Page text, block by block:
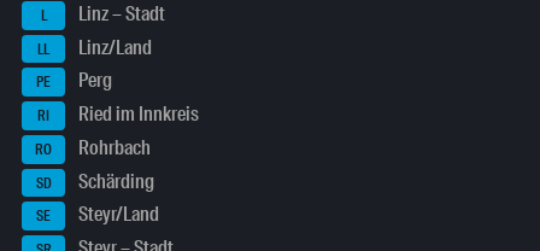
L Linz – Stadt
LL Linz/Land
PE Perg
RI Ried im Innkreis
RO Rohrbach
SD Schärding
SE Steyr/Land